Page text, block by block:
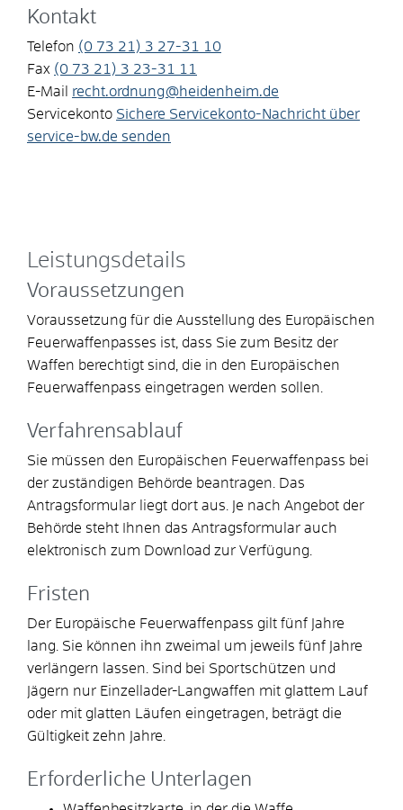
Kontakt
Telefon (0 73 21) 3 27-31
10
Fax (0 73 21) 3 23-31
11
E-Mail
recht.ordnung@heidenheim.de
Servicekonto Sichere Servicekonto-Nachricht über
service-bw.de senden
Leistungsdetails
Voraussetzungen
Voraussetzung für die Ausstellung des Europäischen
Feuerwaffenpasses ist, dass Sie zum Besitz der
Waffen berechtigt sind, die in den Europäischen
Feuerwaffenpass eingetragen werden sollen.
Verfahrensablauf
Sie müssen den Europäischen Feuerwaffenpass bei
der zuständigen Behörde beantragen.
Das
Antragsformular liegt dort aus. Je nach Angebot der
Behörde steht Ihnen das Antragsformular auch
elektronisch zum Download zur Verfügung.
Fristen
Der Europäische Feuerwaffenpass gilt fünf Jahre
lang. Sie können ihn zweimal um jeweils fünf Jahre
verlängern lassen. Sind bei Sportschützen und
Jägern nur Einzellader-Langwaffen mit glattem Lauf
oder mit glatten Läufen eingetragen, beträgt die
Gültigkeit zehn Jahre.
Erforderliche Unterlagen